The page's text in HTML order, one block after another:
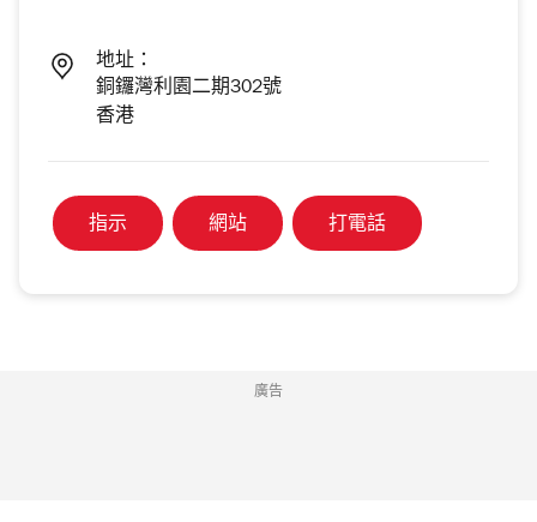
地址：
銅鑼灣利園二期302號
香港
指示 網站 打電話
廣告